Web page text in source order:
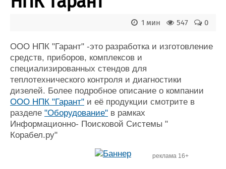
Компании
Репутация
Работа
Крюинг
Журнал
Реклама
Доска объявлений
Оборудование
Изделия
Материалы
Услуги
Конференции
Выставки и семинары
Галерея флота
0
547
1 мин
ООО НПК "Гарант" -это разработка и изготовление
средств, приборов, комплексов и
специализированных стендов для
теплотехнического контроля и диагностики
дизелей. Более подробное описание о компании
ООО НПК "Гарант" и её продукции смотрите в
разделе "Оборудование" в рамках
Информационно- Поисковой Системы "
Корабел.ру"
реклама 16+